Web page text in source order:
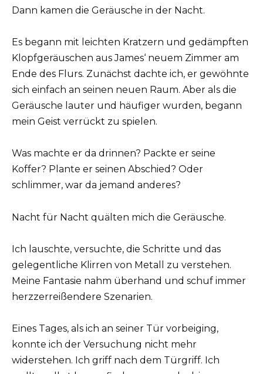
Dann kamen die Geräusche in der Nacht.
Es begann mit leichten Kratzern und gedämpften
Klopfgeräuschen aus James‘ neuem Zimmer am
Ende des Flurs. Zunächst dachte ich, er gewöhnte
sich einfach an seinen neuen Raum. Aber als die
Geräusche lauter und häufiger wurden, begann
mein Geist verrückt zu spielen.
Was machte er da drinnen? Packte er seine
Koffer? Plante er seinen Abschied? Oder
schlimmer, war da jemand anderes?
Nacht für Nacht quälten mich die Geräusche.
Ich lauschte, versuchte, die Schritte und das
gelegentliche Klirren von Metall zu verstehen.
Meine Fantasie nahm überhand und schuf immer
herzzerreißendere Szenarien.
Eines Tages, als ich an seiner Tür vorbeiging,
konnte ich der Versuchung nicht mehr
widerstehen. Ich griff nach dem Türgriff. Ich